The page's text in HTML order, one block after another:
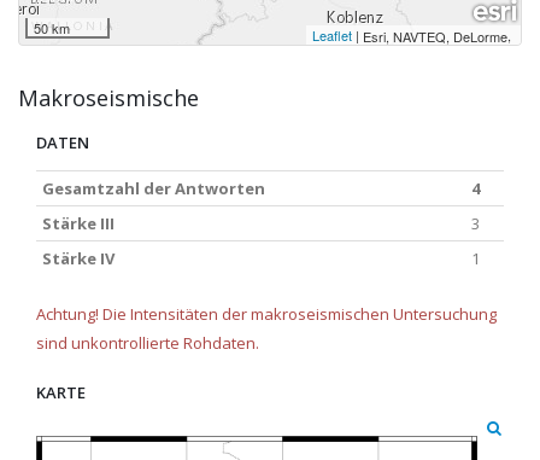
50 km Leaflet | Esri, NAVTEQ, DeLorme,
Makroseismische
DATEN
Gesamtzahl der Antworten
4
Stärke III
3
Stärke IV
1
Achtung! Die Intensitäten der makroseismischen Untersuchung
sind unkontrollierte Rohdaten.
KARTE